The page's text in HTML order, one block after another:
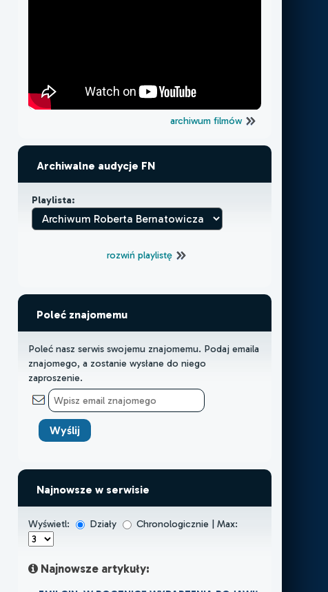
archiwum filmów
Archiwalne audycje FN
Playlista:
rozwiń playlistę
Poleć znajomemu
Poleć nasz serwis swojemu znajomemu. Podaj emaila
znajomego, a zostanie wysłane do niego
zaproszenie.
Najnowsze w serwisie
Wyświetl: Działy Chronologicznie | Max:
Najnowsze artykuły: